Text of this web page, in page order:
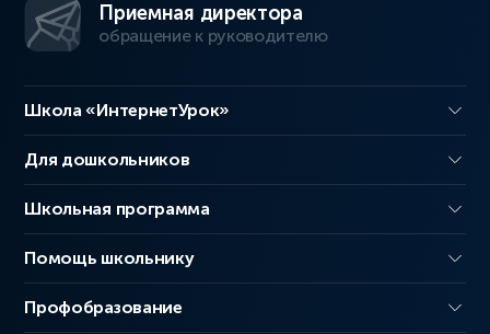
Приемная директора
обращение к руководителю
Школа «ИнтернетУрок»
Для дошкольников
Школьная программа
Помощь школьнику
Профобразование